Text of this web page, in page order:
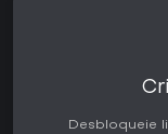
Desbloqueie